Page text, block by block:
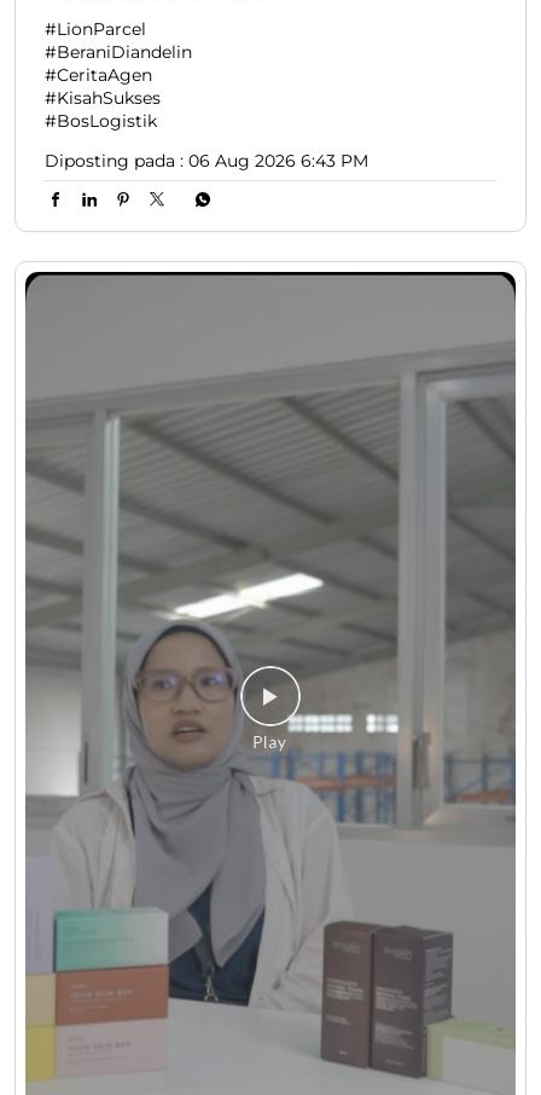
#LionParcel
#BeraniDiandelin
#CeritaAgen
#KisahSukses
#BosLogistik
Diposting pada : 06 Aug 2026 6:43 PM